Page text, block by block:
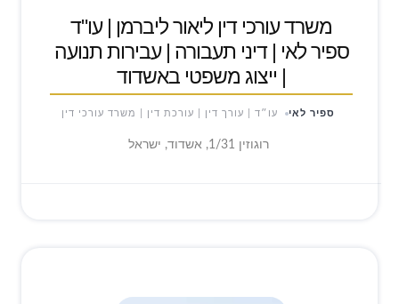
משרד עורכי דין ליאור ליברמן | עו"ד
ספיר לאי | דיני תעבורה | עבירות תנועה
| ייצוג משפטי באשדוד
ספיר לאי עו״ד | עורך דין | עורכת דין | משרד עורכי דין
רוגוזין 1/31, אשדוד, ישראל